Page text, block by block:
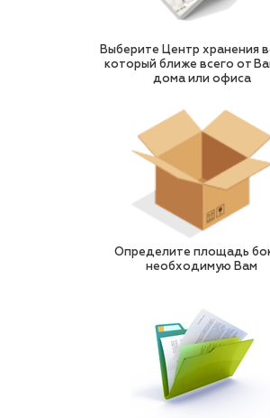
Выберите Центр хранения
который ближе всего от
дома или офиса
Определите площадь
необходимую Вам